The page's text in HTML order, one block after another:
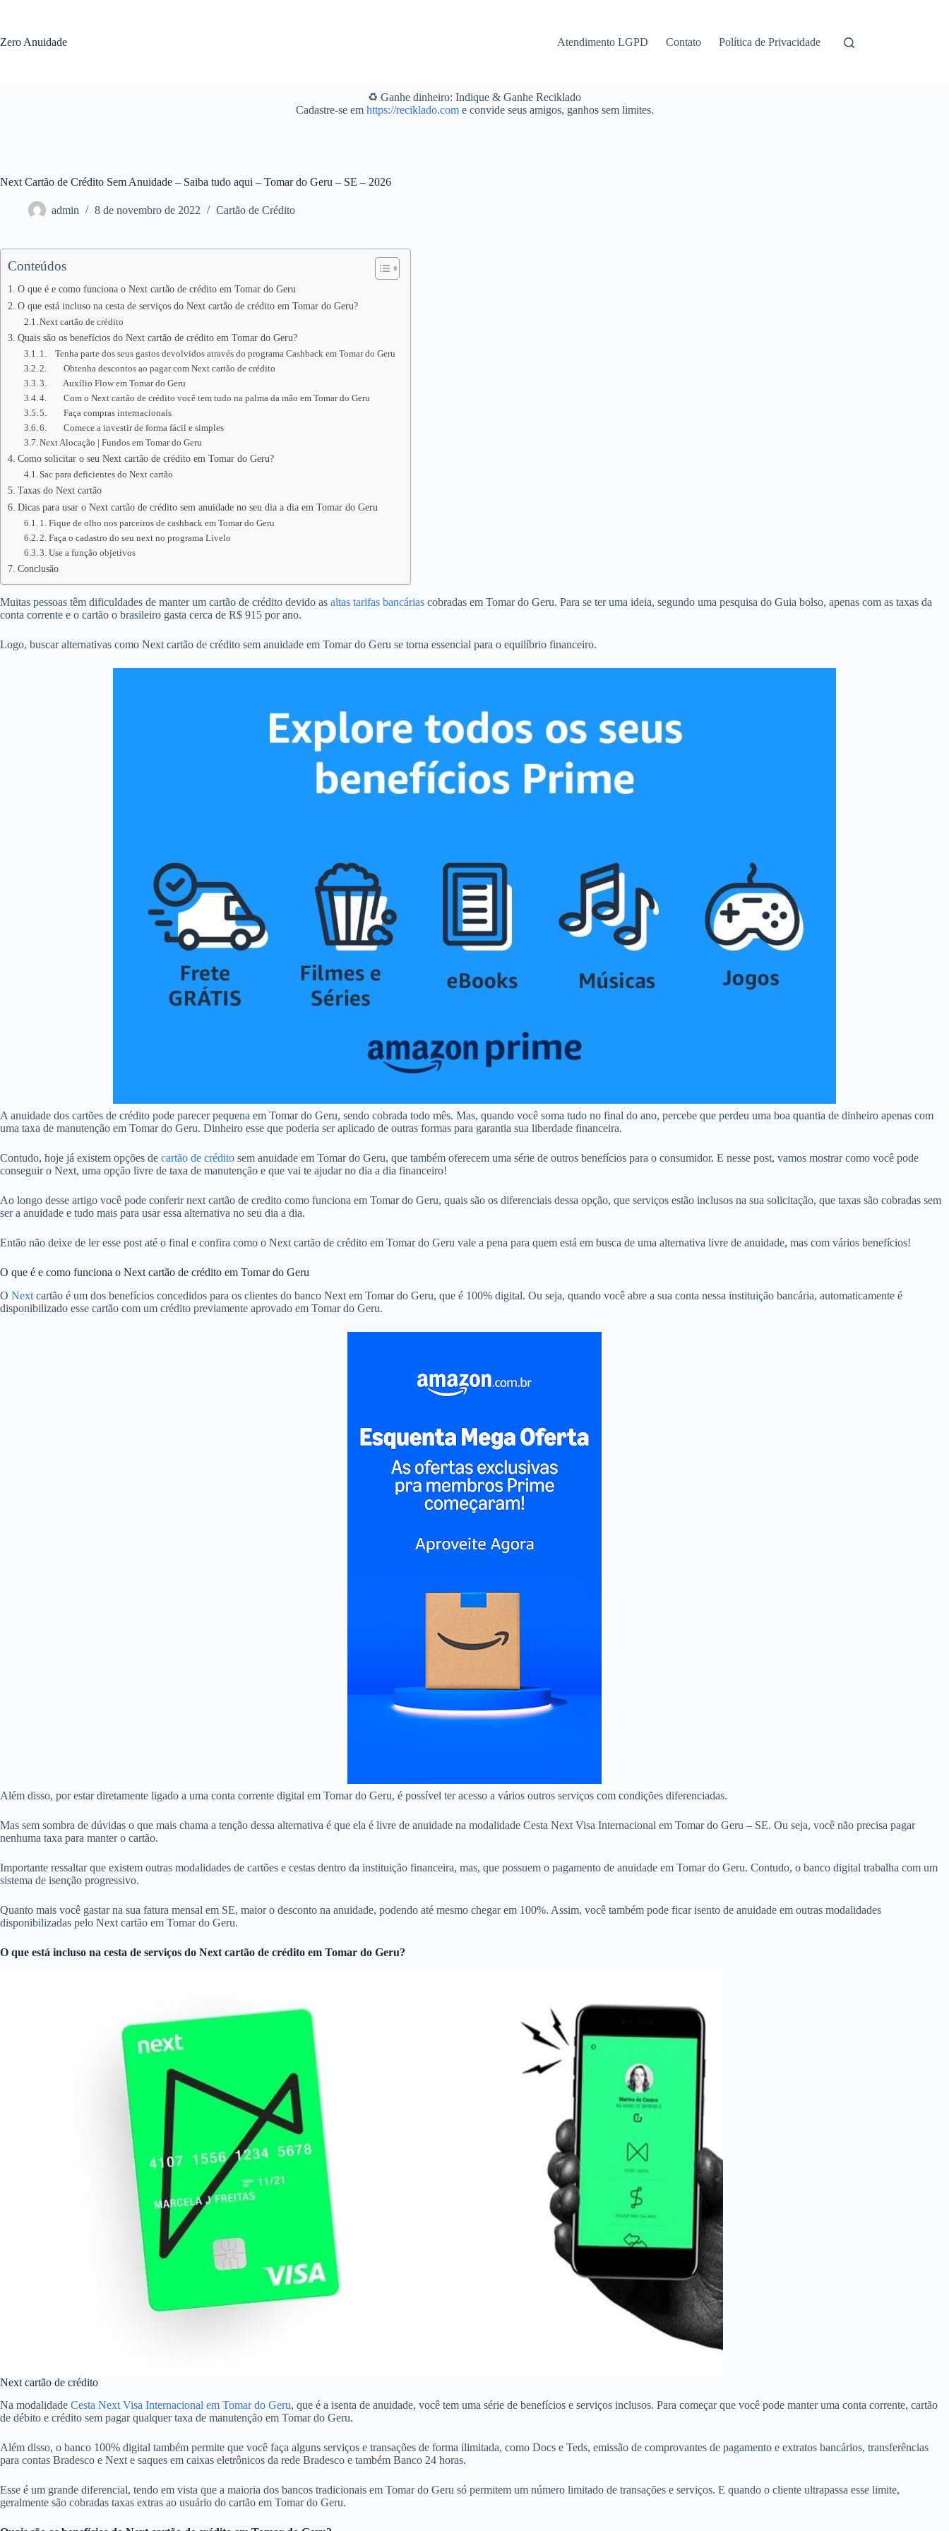
conteúdo
Zero Anuidade Atendimento LGPD Contato Política de Privacidade
♻️ Ganhe dinheiro: Indique & Ganhe Reciklado
Cadastre-se em https://reciklado.come convide seus amigos, ganhos sem limites.
Next Cartão de Crédito Sem Anuidade – Saiba tudo aqui – Tomar do Geru – SE – 2026
admin 8 de novembro de 2022 Cartão de Crédito
Conteúdos
O que é e como funciona o Next cartão de crédito em Tomar do Geru
O que está incluso na cesta de serviços do Next cartão de crédito em Tomar do Geru?
Next cartão de crédito
Quais são os benefícios do Next cartão de crédito em Tomar do Geru?
1. Tenha parte dos seus gastos devolvidos através do programa Cashback em Tomar do Geru
2. Obtenha descontos ao pagar com Next cartão de crédito
3. Auxílio Flow em Tomar do Geru
4. Com o Next cartão de crédito você tem tudo na palma da mão em Tomar do Geru
5. Faça compras internacionais
6. Comece a investir de forma fácil e simples
Next Alocação | Fundos em Tomar do Geru
Como solicitar o seu Next cartão de crédito em Tomar do Geru?
Sac para deficientes do Next cartão
Taxas do Next cartão
Dicas para usar o Next cartão de crédito sem anuidade no seu dia a dia em Tomar do Geru
1. Fique de olho nos parceiros de cashback em Tomar do Geru
2. Faça o cadastro do seu next no programa Livelo
3. Use a função objetivos
Conclusão
Muitas pessoas têm dificuldades de manter um cartão de crédito devido as altas tarifas bancárias cobradas em Tomar do Geru. Para se ter uma ideia, segundo uma pesquisa do Guia bolso, apenas com as taxas da
conta corrente e o cartão o brasileiro gasta cerca de R$ 915 por ano.
Logo, buscar alternativas como Next cartão de crédito sem anuidade em Tomar do Geru se torna essencial para o equilíbrio financeiro.
A anuidade dos cartões de crédito pode parecer pequena em Tomar do Geru, sendo cobrada todo mês. Mas, quando você soma tudo no final do ano, percebe que perdeu uma boa quantia de dinheiro apenas com
uma taxa de manutenção em Tomar do Geru. Dinheiro esse que poderia ser aplicado de outras formas para garantia sua liberdade financeira.
Contudo, hoje já existem opções de cartão de crédito sem anuidade em Tomar do Geru, que também oferecem uma série de outros benefícios para o consumidor. E nesse post, vamos mostrar como você pode
conseguir o Next, uma opção livre de taxa de manutenção e que vai te ajudar no dia a dia financeiro!
Ao longo desse artigo você pode conferir next cartão de credito como funciona em Tomar do Geru, quais são os diferenciais dessa opção, que serviços estão inclusos na sua solicitação, que taxas são cobradas sem
ser a anuidade e tudo mais para usar essa alternativa no seu dia a dia.
Então não deixe de ler esse post até o final e confira como o Next cartão de crédito em Tomar do Geru vale a pena para quem está em busca de uma alternativa livre de anuidade, mas com vários benefícios!
O que é e como funciona o Next cartão de crédito em Tomar do Geru
O Next cartão é um dos benefícios concedidos para os clientes do banco Next em Tomar do Geru, que é 100% digital. Ou seja, quando você abre a sua conta nessa instituição bancária, automaticamente é
disponibilizado esse cartão com um crédito previamente aprovado em Tomar do Geru.
Além disso, por estar diretamente ligado a uma conta corrente digital em Tomar do Geru, é possível ter acesso a vários outros serviços com condições diferenciadas.
Mas sem sombra de dúvidas o que mais chama a tenção dessa alternativa é que ela é livre de anuidade na modalidade Cesta Next Visa Internacional em Tomar do Geru – SE. Ou seja, você não precisa pagar
nenhuma taxa para manter o cartão.
Importante ressaltar que existem outras modalidades de cartões e cestas dentro da instituição financeira, mas, que possuem o pagamento de anuidade em Tomar do Geru. Contudo, o banco digital trabalha com um
sistema de isenção progressivo.
Quanto mais você gastar na sua fatura mensal em SE, maior o desconto na anuidade, podendo até mesmo chegar em 100%. Assim, você também pode ficar isento de anuidade em outras modalidades
disponibilizadas pelo Next cartão em Tomar do Geru.
O que está incluso na cesta de serviços do Next cartão de crédito em Tomar do Geru?
Next cartão de crédito
Na modalidade Cesta Next Visa Internacional em Tomar do Geru, que é a isenta de anuidade, você tem uma série de benefícios e serviços inclusos. Para começar que você pode manter uma conta corrente, cartão
de débito e crédito sem pagar qualquer taxa de manutenção em Tomar do Geru.
Além disso, o banco 100% digital também permite que você faça alguns serviços e transações de forma ilimitada, como Docs e Teds, emissão de comprovantes de pagamento e extratos bancários, transferências
para contas Bradesco e Next e saques em caixas eletrônicos da rede Bradesco e também Banco 24 horas.
Esse é um grande diferencial, tendo em vista que a maioria dos bancos tradicionais em Tomar do Geru só permitem um número limitado de transações e serviços. E quando o cliente ultrapassa esse limite,
geralmente são cobradas taxas extras ao usuário do cartão em Tomar do Geru.